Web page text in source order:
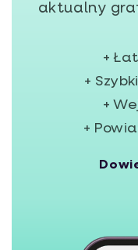
aktualny
+
+
+
+